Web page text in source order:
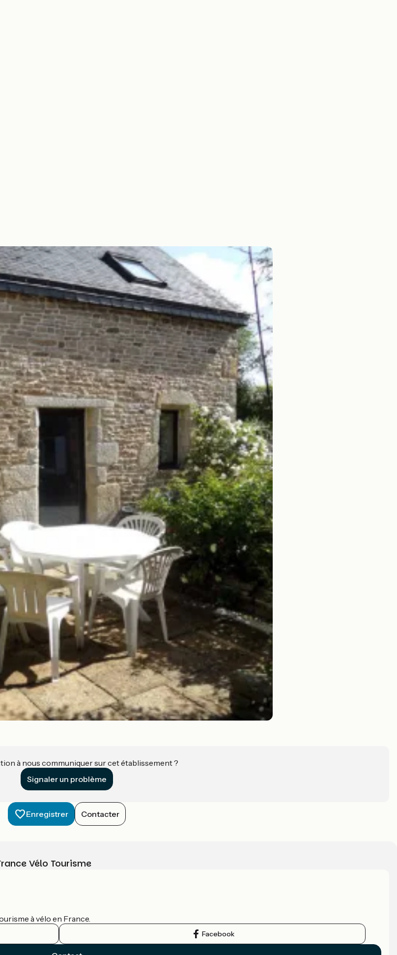
à nous communiquer sur cet établissement ?
Signaler un problème
Enregistrer Contacter
Vélo Tourisme
à vélo en France.
Facebook